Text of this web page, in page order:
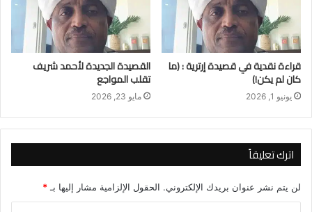
قراءة نقدية في قصيدة إرترية : (ما
كان لم يكن!)
يونيو 1, 2026
القصيدة الجديدة لأحمد شريف
تقلب المواجع
مايو 23, 2026
اترك تعليقاً
لن يتم نشر عنوان بريدك الإلكتروني. الحقول الإلزامية مشار إليها بـ *